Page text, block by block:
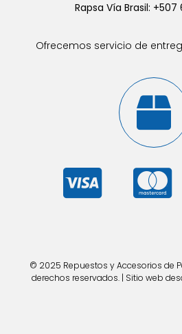
Rapsa Vía Brasil:
Ofrecemos servicio de
© 2025 Repuestos y Accesorios de
derechos reservados. | Sitio web